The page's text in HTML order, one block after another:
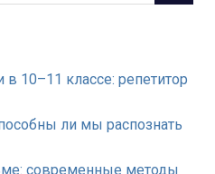
10–11 классе: репетитор
ли мы распознать
современные методы